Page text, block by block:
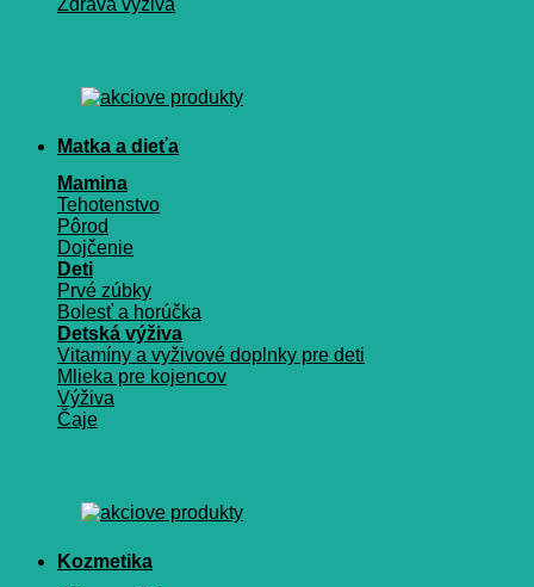
Zdravá výživa
Matka a dieťa
Mamina
Tehotenstvo
Pôrod
Dojčenie
Deti
Prvé zúbky
Bolesť a horúčka
Detská výživa
Vitamíny a vyživové doplnky pre deti
Mlieka pre kojencov
Výživa
Čaje
Kozmetika